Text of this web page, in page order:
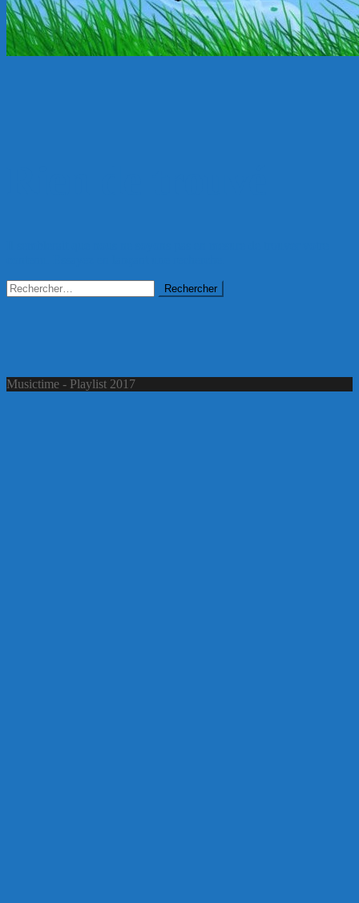
Rechercher :
Musictime - Playlist 2017